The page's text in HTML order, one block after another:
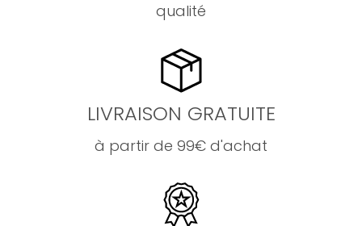
qualité
LIVRAISON GRATUITE
à partir de 99€ d'achat